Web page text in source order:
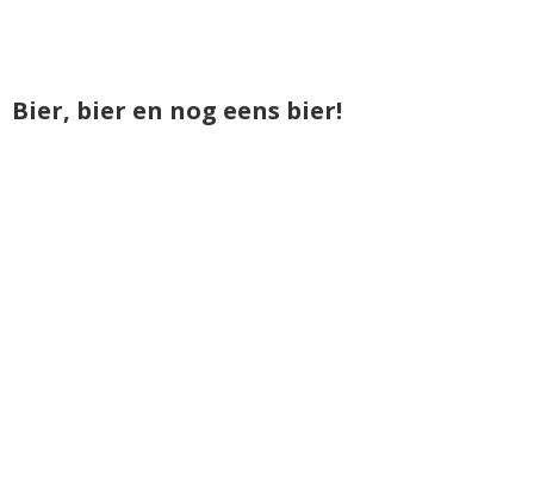
Bier, bier en nog eens bier!